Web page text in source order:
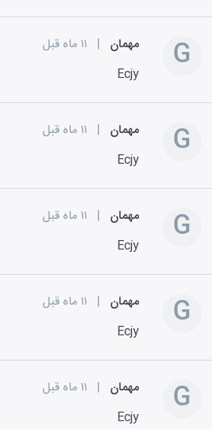
G مهمان | ۱۱ ماه قبل
Ecjy
G مهمان | ۱۱ ماه قبل
Ecjy
G مهمان | ۱۱ ماه قبل
Ecjy
G مهمان | ۱۱ ماه قبل
Ecjy
G مهمان | ۱۱ ماه قبل
Ecjy